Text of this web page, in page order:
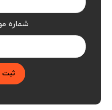
شماره
ثبت